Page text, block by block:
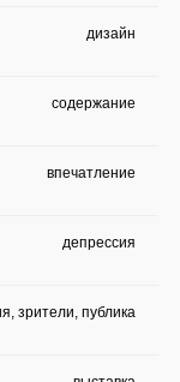
дизайн
содержание
впечатление
депрессия
зрители, публика